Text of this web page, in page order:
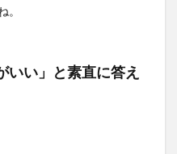
。
いい」と素直に答え